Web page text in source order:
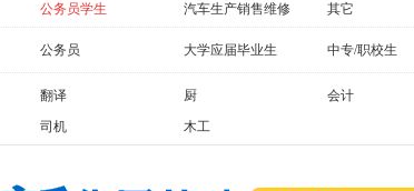
公务员学生
汽车生产销售维修 其它
公务员 大学应届毕业生 中专/职校生
翻译 厨 会计
司机
木工